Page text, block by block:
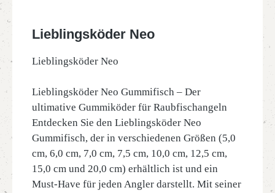
Lieblingsköder Neo
Lieblingsköder Neo
Lieblingsköder Neo Gummifisch – Der
ultimative Gummiköder für Raubfischangeln
Entdecken Sie den Lieblingsköder Neo
Gummifisch, der in verschiedenen Größen (5,0
cm, 6,0 cm, 7,0 cm, 7,5 cm, 10,0 cm, 12,5 cm,
15,0 cm und 20,0 cm) erhältlich ist und ein
Must-Have für jeden Angler darstellt. Mit seiner